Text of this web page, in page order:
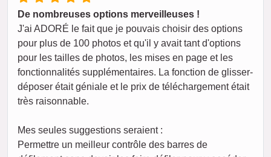
De nombreuses options merveilleuses !
J'ai ADORÉ le fait que je pouvais choisir des options
pour plus de 100 photos et qu'il y avait tant d'options
pour les tailles de photos, les mises en page et les
fonctionnalités supplémentaires. La fonction de glisser-
déposer était géniale et le prix de téléchargement était
très raisonnable.
Mes seules suggestions seraient :
Permettre un meilleur contrôle des barres de